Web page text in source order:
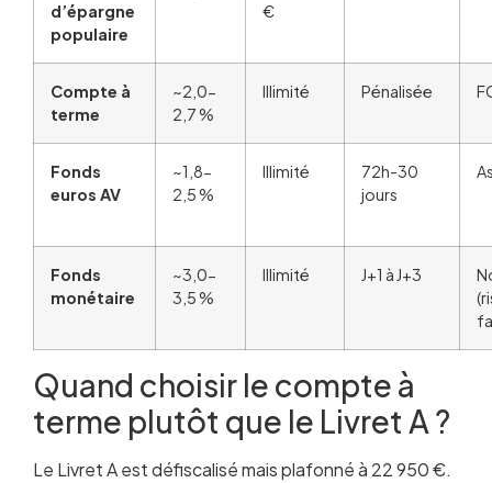
d’épargne
populaire
€
Compte à
terme
~2,0-
2,7 %
Illimité Pénalisée
Fonds
euros AV
~1,8-
2,5 %
Illimité
72h-30
jours
Fonds
monétaire
~3,0-
3,5 %
Illimité J+1 à J+3
Quand choisir le compte à
terme plutôt que le Livret A ?
Le Livret A est défiscalisé mais plafonné à 22 950 €.